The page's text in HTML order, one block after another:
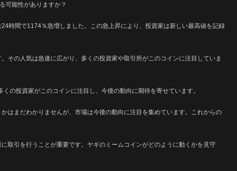
可能性がありますか？
時間で1174％急増しました。この急上昇により、投資家は新しい最高値を記録
その人気は急速に広がり、多くの投資家や取引所がこのコインに注目していま
の投資家がこのコインに注目し、今後の動向に期待を寄せています。
はまだわかりませんが、市場は今後の動向に注目を集めています。これからの
取引を行うことが重要です。ヤギのミームコインがどのように動くかを見守